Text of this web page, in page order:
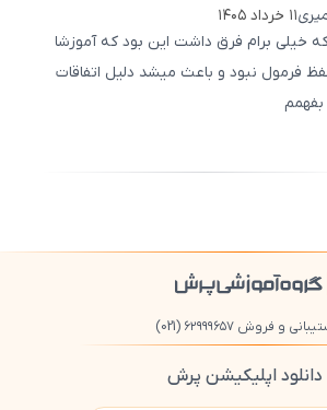
۱۱ خرداد ۱۴۰۵
خیلی برام فرق داشت این بود که آموزشا
فرمول نبود و باعث میشد دلیل اتفاقات
و فروش ۶۲۹۹۹۶۵۷ (021)
دانلود اپلیکیشن پرش